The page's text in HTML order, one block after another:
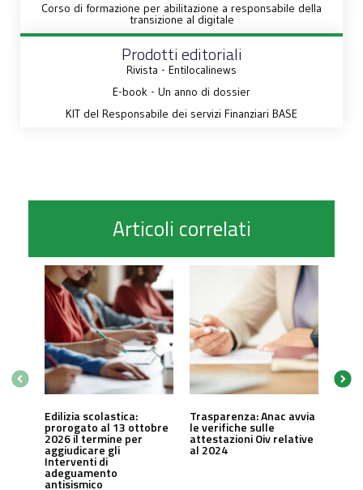
Corso di formazione per abilitazione a responsabile della
transizione al digitale
Prodotti editoriali
Rivista - Entilocalinews
E-book - Un anno di dossier
KIT del Responsabile dei servizi Finanziari BASE
Articoli correlati
Edilizia scolastica:
prorogato al 13 ottobre
2026 il termine per
aggiudicare gli
Interventi di
adeguamento
antisismico
Trasparenza: Anac avvia
le verifiche sulle
attestazioni Oiv relative
al 2024